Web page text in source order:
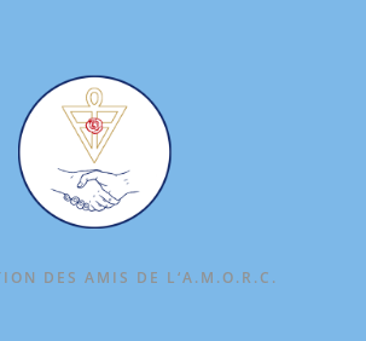
DES AMIS DE L‘A.M.O.R.C.